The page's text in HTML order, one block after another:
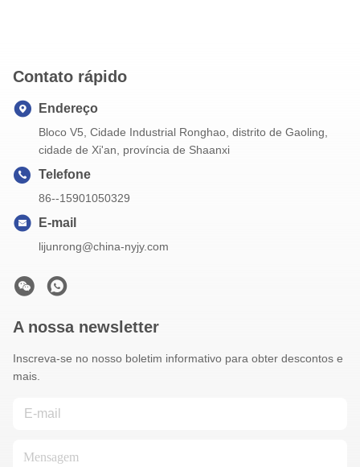
Contato rápido
Endereço
Bloco V5, Cidade Industrial Ronghao, distrito de Gaoling,
cidade de Xi'an, província de Shaanxi
Telefone
86--15901050329
E-mail
lijunrong@china-nyjy.com
A nossa newsletter
Inscreva-se no nosso boletim informativo para obter descontos e
mais.